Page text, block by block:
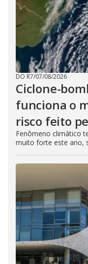
DO R7/07/08/2026
Ciclone-
funciona o
risco feito
Fenômeno climático
muito forte este ano,